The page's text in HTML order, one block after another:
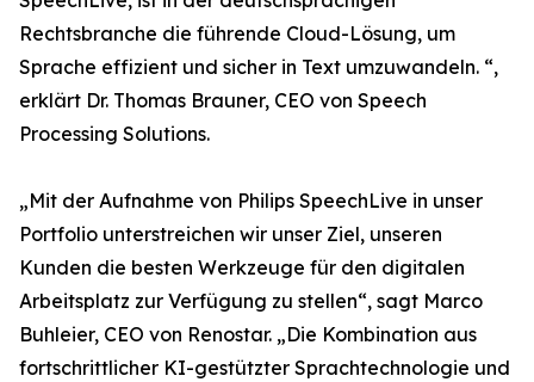
Rechtsbranche die führende Cloud-Lösung, um
Sprache effizient und sicher in Text umzuwandeln. “,
erklärt Dr. Thomas Brauner, CEO von Speech
Processing Solutions.
„Mit der Aufnahme von Philips SpeechLive in unser
Portfolio unterstreichen wir unser Ziel, unseren
Kunden die besten Werkzeuge für den digitalen
Arbeitsplatz zur Verfügung zu stellen“, sagt Marco
Buhleier, CEO von Renostar. „Die Kombination aus
fortschrittlicher KI-gestützter Sprachtechnologie und